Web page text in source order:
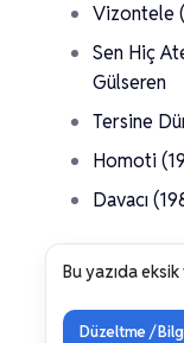
Vizontele
Sen Hiç
Gülseren
Tersine
Homoti
Davacı
Bu yazıda
Düzeltme /